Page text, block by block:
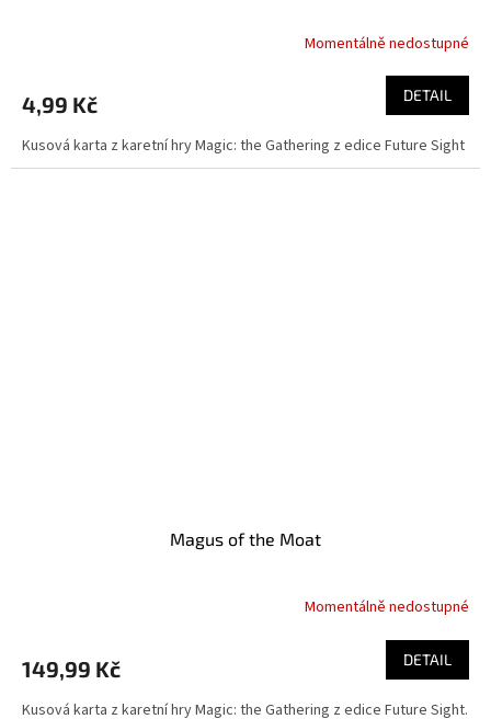
Momentálně nedostupné
4,99 Kč DETAIL
Kusová karta z karetní hry Magic: the Gathering z edice Future Sight
Magus of the Moat
Momentálně nedostupné
149,99 Kč DETAIL
Kusová karta z karetní hry Magic: the Gathering z edice Future Sight.